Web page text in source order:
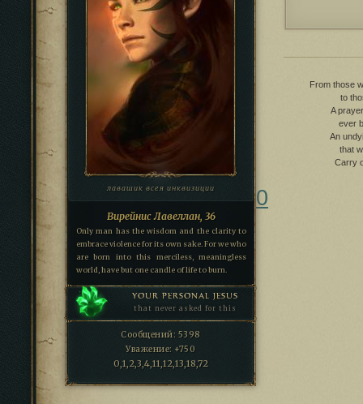
лавашик всея инквизиции
Вирейнис Лавеллан, 36
Only man has the wisdom and the clarity to
embrace violence for its own sake. For we who
are born into this merciless, meaningless
world, have but one candle of life to burn.
YOUR PERSONAL JESUS
that never asked for this
Сообщений: 5398
Уважение: +750
0,1,2,3,4,11,12,13,18,72
From those
to
A
ever
An
that
Carry
0